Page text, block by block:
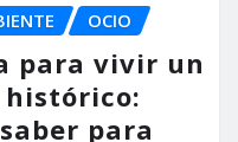
OCIO
para vivir un
para